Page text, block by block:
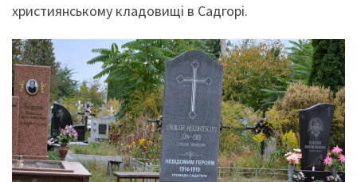
християнському кладовищі в Садгорі.